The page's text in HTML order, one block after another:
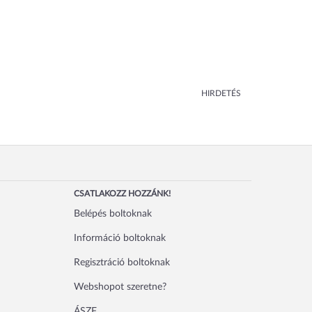
HIRDETÉS
CSATLAKOZZ HOZZÁNK!
Belépés boltoknak
Információ boltoknak
Regisztráció boltoknak
Webshopot szeretne?